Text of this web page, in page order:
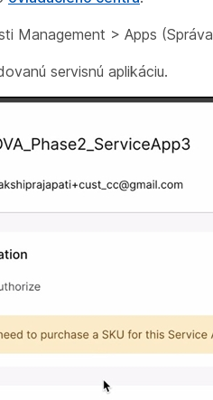
Management > Apps (Správa
servisnú aplikáciu.